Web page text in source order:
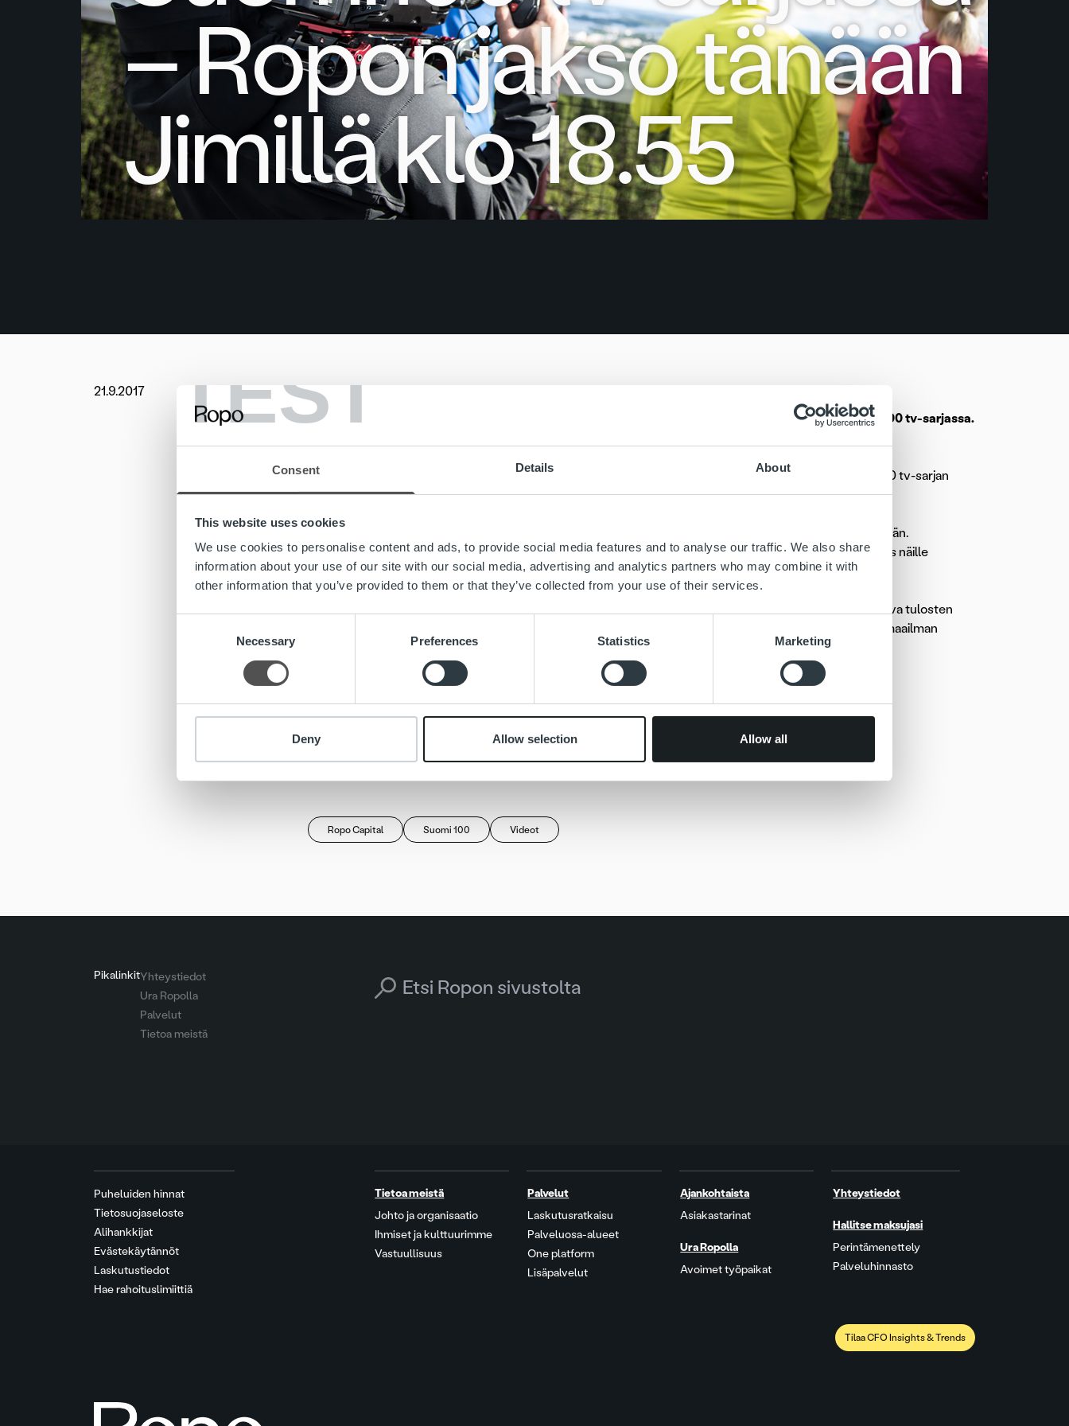
TEST
Consent Details About
This website uses cookies
We use cookies to personalise content and ads, to provide social media features and to analyse our traffic. We also share
information about your use of our site with our social media, advertising and analytics partners who may combine it with
other information that you’ve provided to them or that they’ve collected from your use of their services.
Necessary Preferences Statistics Marketing
Deny Allow selection Allow all
– Ropon jakso tänään
Jimillä klo 18.55
21.9.2017 Uutishuone
Ropo Capital on mukana Suomen juhlavuoden kunniaksi suomalaisia yrityksiä esittelevässä Suomi100 tv-sarjassa.
Ropon 2-minuuttinen jakso esitetään Jimillä kolme kertaa ja se on nähtävissä myösRuudussa
ja Suomi100 tv-sarjan
Facebook-sivuilla.
esittelee yrityksiä, joiden työllä ja innovaatiolla on vahva vaikutus suomalaisten elämään.
Suomalaista työtä ja teknologiaa arvostetaan myös kansainvälisesti, Suomi100 tv-sarja on kunnianosoitus näille
yrityksille.
100% suomalainen Ropo operoi laskutuksessa tapahtuvan murroksen ytimessä. Me uskomme, että vahva tulosten
tavoittelun kulttuuri ja työn ilo ovat menestysresepti, jolla suomalaisille parhaista palveluista kehitetään maailman
Aiemmin ohjelmassa on esitetty jaksot mm. Lumenesta,Securitaksesta Helkamasta.
www.ruutu.fi/ohjelmat/suomi100
www.facebook.com/Suomi100-tv-sarja/
Ropo Capital Suomi 100 Videot
PikalinkitYhteystiedot
Ura Ropolla
Palvelut
Tietoa meistä
Search for:
Puheluiden hinnat
Tietosuojaseloste
Alihankkijat
Evästekäytännöt
Laskutustiedot
Hae rahoituslimiittiä
Tietoa meistä
Johto ja organisaatio
Ihmiset ja kulttuurimme
Vastuullisuus
Palvelut
Laskutusratkaisu
Palveluosa-alueet
One platform
Lisäpalvelut
Ajankohtaista
Asiakastarinat
Ura Ropolla
Avoimet työpaikat
Yhteystiedot
Hallitse maksujasi
Perintämenettely
Palveluhinnasto
Tilaa CFO Insights & Trends